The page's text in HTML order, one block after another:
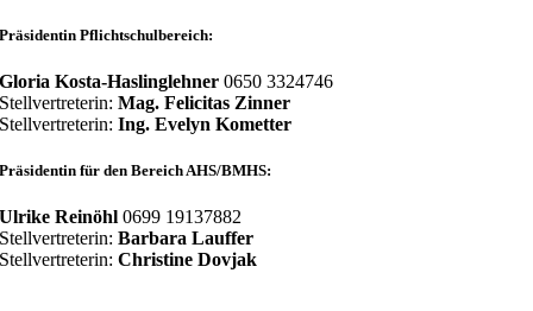
Präsidentin Pflichtschulbereich:
Gloria Kosta-Haslinglehner 0650 3324746
Stellvertreterin:Mag. Felicitas Zinner
Stellvertreterin:Ing. Evelyn Kometter
Präsidentin für den Bereich AHS/BMHS:
Ulrike Reinöhl 0699 19137882
Stellvertreterin:Barbara Lauffer
Stellvertreterin: Christine Dovjak